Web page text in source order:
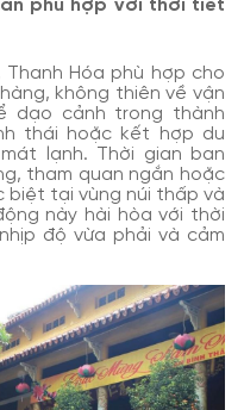
phù hợp với thời tiết
Hóa phù hợp cho
không thiên về vận
dạo cảnh trong thành
thái hoặc kết hợp du
lạnh. Thời gian ban
tham quan ngắn hoặc
biệt tại vùng núi thấp và
này hài hòa với thời
độ vừa phải và cảm